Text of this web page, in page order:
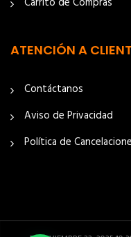
ATENCIÓN A
Contáctanos
Aviso de Privacidad
Política de